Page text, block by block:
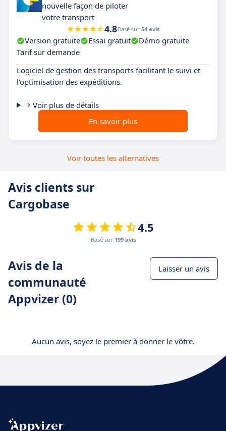
nouvelle façon de piloter
votre transport
4.8Basé sur 54 avis
Version gratuite Essai gratuit
Démo gratuite
Tarif sur demande
Logiciel de gestion des transports facilitant le suivi et
l'optimisation des expéditions.
Voir plus de détails
En savoir plus
Voir toutes les alternatives
Avis clients sur
Cargobase
4.5
Basé sur 199 avis
Avis de la
communauté
Appvizer (0)
Laisser un avis
Aucun avis, soyez le premier à donner le vôtre.